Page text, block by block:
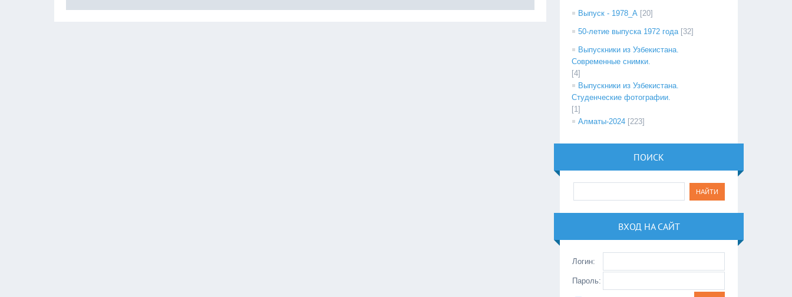
Выпуск - 1978_А [20]
50-летие выпуска 1972 года [32]
Выпускники из Узбекистана.
Современные снимки.
[4]
Выпускники из Узбекистана.
Студенческие фотографии.
[1]
Алматы-2024 [223]
ПОИСК
ВХОД НА САЙТ
Логин:
Пароль: